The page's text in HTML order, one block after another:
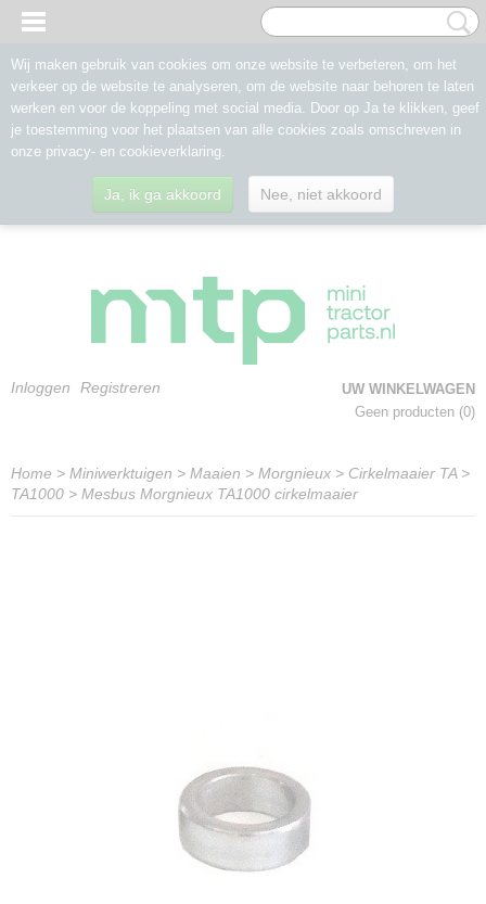
Inloggen Registreren
UW WINKELWAGEN
Geen producten (0)
Home > Miniwerktuigen > Maaien > Morgnieux > Cirkelmaaier TA>
TA1000 > Mesbus Morgnieux TA1000 cirkelmaaier
Wij maken gebruik van cookies om onze website te verbeteren, om het
verkeer op de website te analyseren, om de website naar behoren te laten
werken en voor de koppeling met social media. Door op Ja te klikken, geef
je toestemming voor het plaatsen van alle cookies zoals omschreven in
onze privacy- en cookieverklaring.
Ja, ik ga akkoord Nee, niet akkoord